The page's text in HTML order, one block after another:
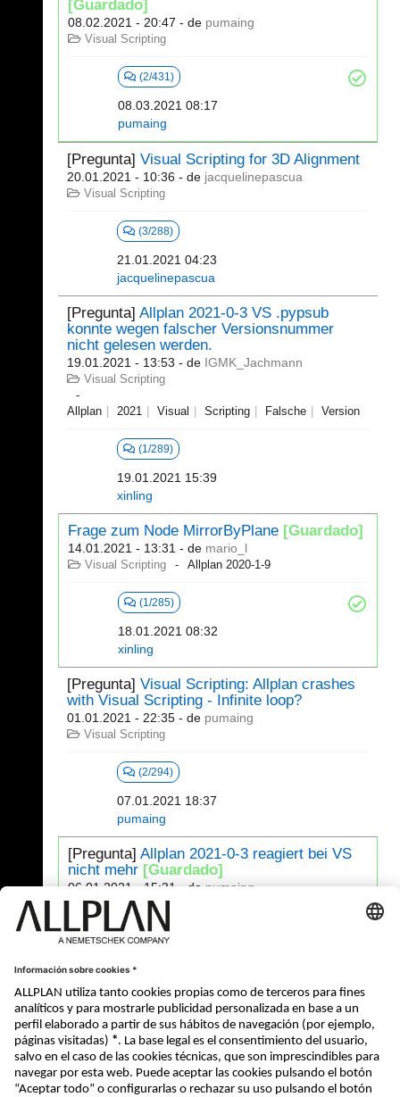
[Guardado]
08.02.2021 - 20:47 - de pumaing
Visual Scripting
(2/431)
08.03.2021 08:17
pumaing
[Pregunta] Visual Scripting for 3D Alignment
20.01.2021 - 10:36 - de jacquelinepascua
Visual Scripting
(3/288)
21.01.2021 04:23
jacquelinepascua
[Pregunta] Allplan 2021-0-3 VS .pypsub
konnte wegen falscher Versionsnummer
nicht gelesen werden.
19.01.2021 - 13:53 - de IGMK_Jachmann
Visual Scripting
Allplan 2021 Visual Scripting Falsche Version
(1/289)
19.01.2021 15:39
xinling
Frage zum Node MirrorByPlane [Guardado]
14.01.2021 - 13:31 - de mario_l
Visual Scripting Allplan 2020-1-9
(1/285)
18.01.2021 08:32
xinling
[Pregunta] Visual Scripting: Allplan crashes
with Visual Scripting - Infinite loop?
01.01.2021 - 22:35 - de pumaing
Visual Scripting
(2/294)
07.01.2021 18:37
pumaing
[Pregunta] Allplan 2021-0-3 reagiert bei VS
nicht mehr [Guardado]
06.01.2021 - 15:31 - de pumaing
Visual Scripting
(3/311)
07.01.2021 11:50
nemo
341 - 360 (393)
⇤ ... 15 17 18 19 20 »